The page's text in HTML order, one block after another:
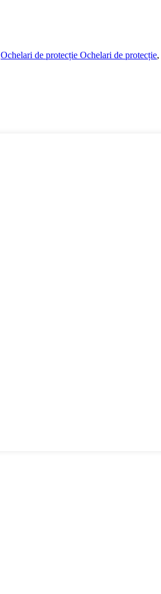
Ochelari de protecție Ochelari de protecție,